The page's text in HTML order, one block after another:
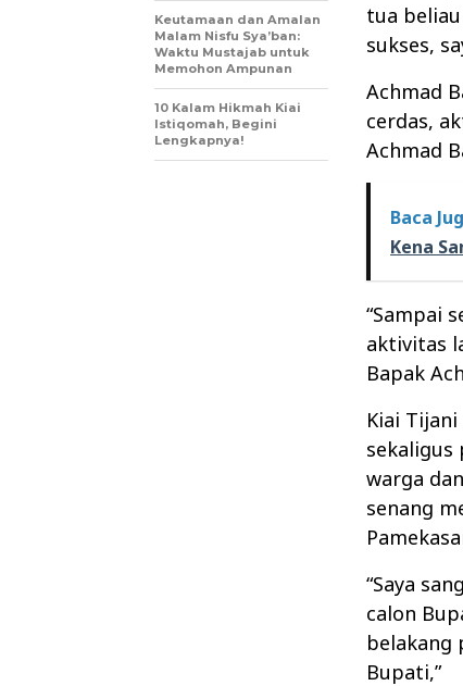
tua
sukses,
Achmad
cerdas,
Achmad
Baca
Kena
“Sampai
aktivitas
Bapak
Kiai
warga
senang
“Saya
calon
belakang
Bupati,”
Keutamaan dan Amalan
Malam Nisfu Sya’ban:
Waktu Mustajab untuk
Memohon Ampunan
10 Kalam Hikmah Kiai
Istiqomah, Begini
Lengkapnya!